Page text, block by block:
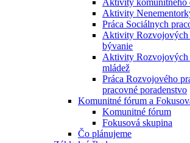
Aktivity komunitného
Aktivity
Práca Sociálnych
Aktivity Rozvojových
bývanie
Aktivity Rozvojových
mládež
Práca Rozvojového
pracovné poradenstvo
Komunitné fórum a
Komunitné fórum
Fokusová skupina
Čo plánujeme